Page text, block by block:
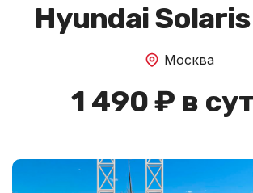
Hyundai
Москва
1 490 ₽ в